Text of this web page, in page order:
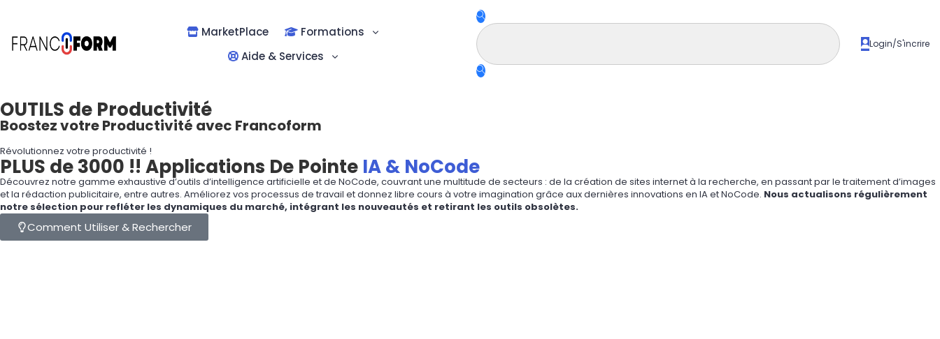
MarketPlace
Formations
Aide & Services
Login/S'incrire
OUTILS de Productivité
Boostez votre Productivité avec Francoform
Révolutionnez votre productivité !
PLUS de3000 !! Applications De Pointe IA & NoCode
Découvrez notre gamme exhaustive d’outils d’intelligence artificielle et de NoCode, couvrant une multitude de secteurs : de la création de sites internet à la recherche, en passant par le traitement d’images
et la rédaction publicitaire, entre autres. Améliorez vos processus de travail et donnez libre cours à votre imagination grâce aux dernières innovations en IA et NoCode. Nous actualisons régulièrement
notre sélection pour refléter les dynamiques du marché, intégrant les nouveautés et retirant les outils obsolètes.
Comment Utiliser & Rechercher